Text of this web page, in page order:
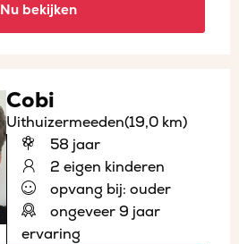
Nu bekijken
Cobi
Uithuizermeeden(19,0 km)
58 jaar
2 eigen kinderen
opvang bij: ouder
ongeveer 9 jaar
ervaring